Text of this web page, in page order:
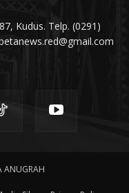
Kudus. Telp. (0291)
ANUGRAH